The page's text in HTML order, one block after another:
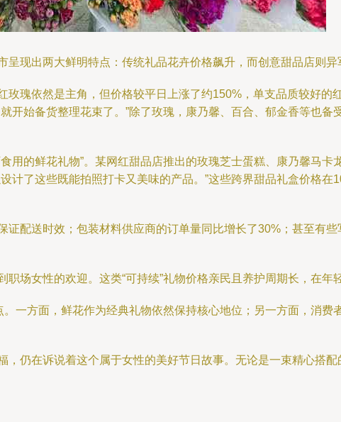
现出两大鲜明特点：传统礼品花卉价格飙升，而创意甜品店则异
瑰依然是主角，但价格较平日上涨了约150%，单支品质较好的
开始备货整理花束了。”除了玫瑰，康乃馨、百合、郁金香等也备
用的鲜花礼物”。某网红甜品店推出的玫瑰芝士蛋糕、康乃馨马卡
计了这些既能拍照打卡又美味的产品。”这些跨界甜品礼盒价格在
配送时效；包装材料供应商的订单量同比增长了30%；甚至有些
场女性的欢迎。这类“可持续”礼物价格亲民且养护周期长，在年
一方面，鲜花作为经典礼物依然保持核心地位；另一方面，消费
仍在诉说着这个属于女性的美好节日故事。无论是一束精心搭